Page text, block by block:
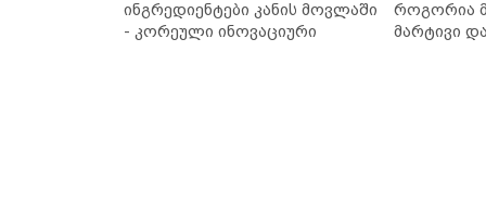
ინგრედიენტები კანის მოვლაში
- კორეული ინოვაციური
როგორია
მარტივი